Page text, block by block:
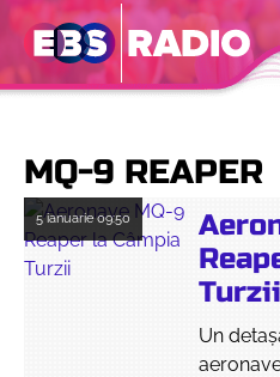
MQ-9 REAPER
5 ianuarie09:50
Turzii
Un